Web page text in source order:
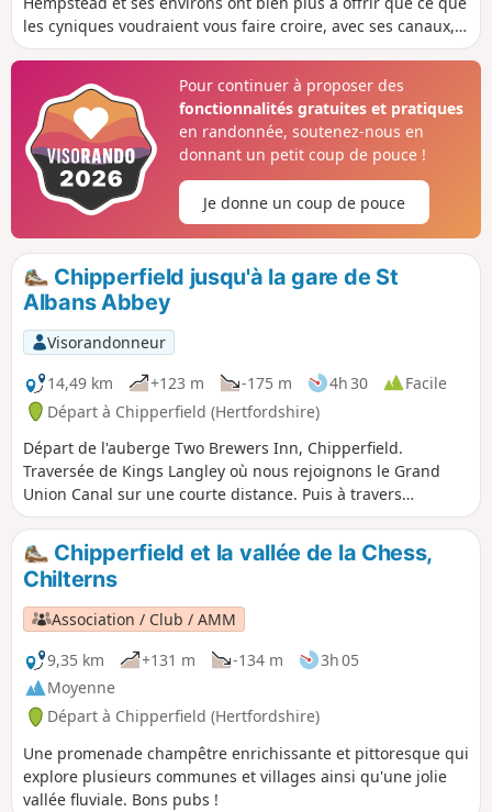
conservées sur les terres du Trust et
quelques oiseaux intéressants le long
les cyniques voudraient vous faire croire, avec ses canaux,
ses rivières et ce qui a été décrit comme l'une des plus
Pour continuer à proposer des
fonctionnalités gratuites et pratiques
en randonnée, soutenez-nous en
donnant un petit coup de pouce !
Je donne un coup de pouce
Chipperfield jusqu'à la gare de St
Albans Abbey
Visorandonneur
14,49 km
+123 m -175 m 4h 30
Facile
Départ à Chipperfield (Hertfordshire)
Départ de l'auberge Two Brewers Inn, Chipperfield.
Traversée de Kings Langley où nous rejoignons le Grand
Union Canal sur une courte distance. Puis à travers
Bedmond et Potters Crouch avant de descendre le long du
mur romain dans Verulamium Park et de passer devant la
cathédrale de St Albans pour finir à la gare de St Albans
Abbey.
Chipperfield et la vallée de la Chess,
Chilterns
Association / Club / AMM
9,35 km
+131 m -134 m
3h 05
Moyenne
Départ à Chipperfield (Hertfordshire)
Une promenade champêtre enrichissante et pittoresque qui
explore plusieurs communes et villages ainsi qu'une jolie
vallée fluviale. Bons pubs !